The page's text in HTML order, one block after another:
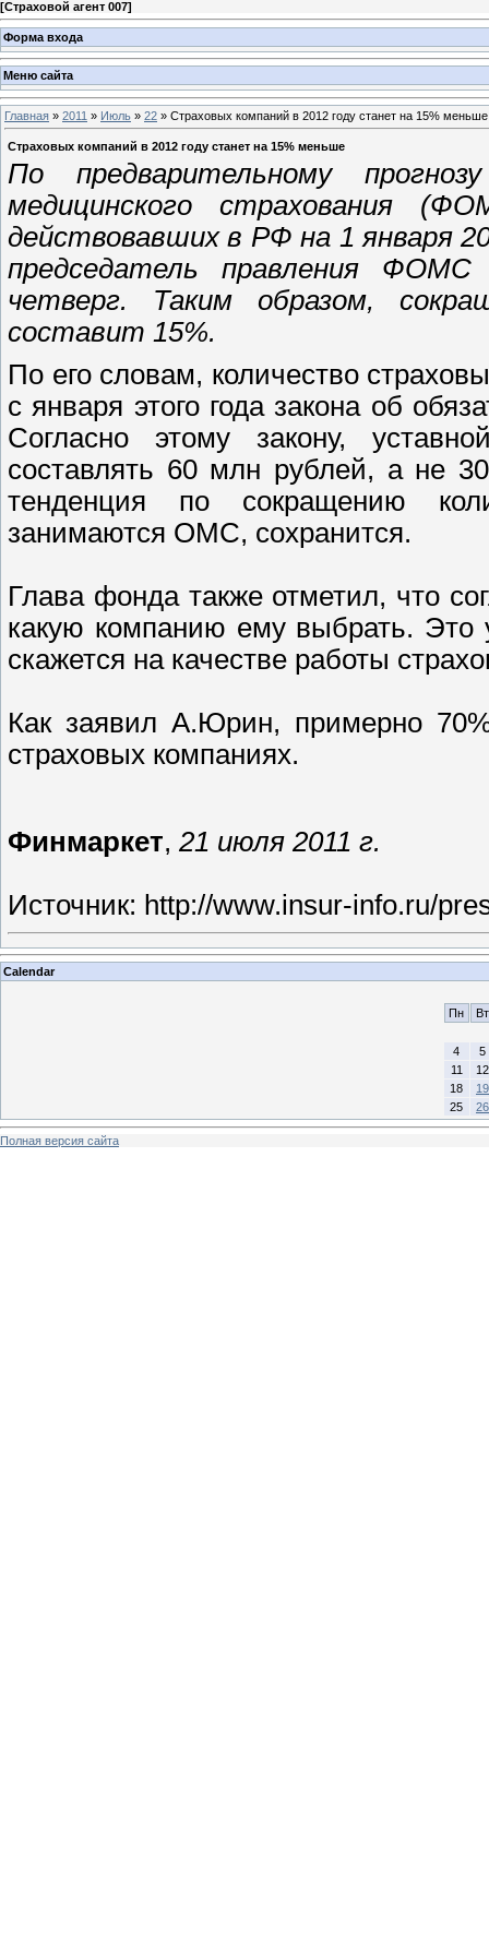
[Страховой агент 007]
Форма входа
Меню сайта
Главная » 2011 » Июль » 22 » Страховых компаний в 2012 году станет на 15% меньше
Страховых компаний в 2012 году станет на 15% меньше
По предварительному
медицинского страхования
действовавших в РФ на 1 января
председатель правления
четверг. Таким образом,
составит 15%.
По его словам, количество
с января этого года закона об
Согласно этому закону,
составлять 60 млн рублей, а не
тенденция по сокращению
занимаются ОМС, сохранится.
Глава фонда также отметил, что
какую компанию ему выбрать. Это
скажется на качестве работы
Как заявил А.Юрин, примерно
страховых компаниях.
Финмаркет, 21 июля 2011 г.
Источник: http://www.insur-info.ru/
Calendar
Пн Вт
4
5
11
12
18
19
25
26
Полная версия сайта